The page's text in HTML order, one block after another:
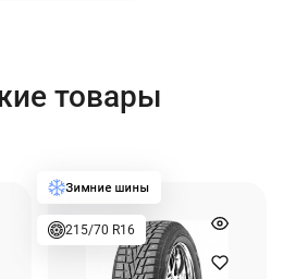
товары
215/70 R16